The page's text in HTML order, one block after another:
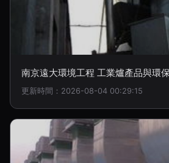
南京遠大環境工程 工業爐產品與環
更新時間：2026-08-04 00:29:15